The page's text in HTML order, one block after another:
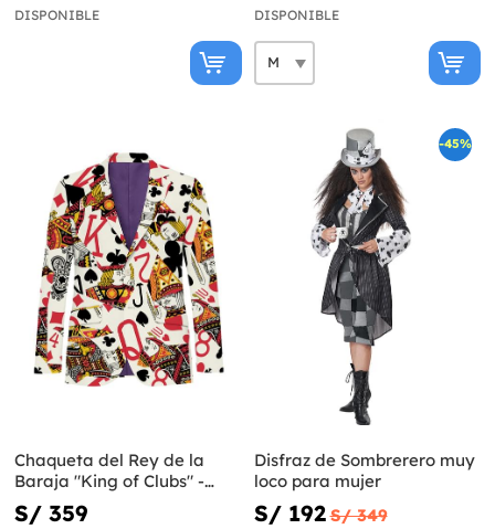
DISPONIBLE DISPONIBLE
Chaqueta del Rey de la
Baraja "King of Clubs" -
Opposuits
S/ 359
-45%
Disfraz de Sombrerero muy
loco para mujer
S/ 192 S/ 349